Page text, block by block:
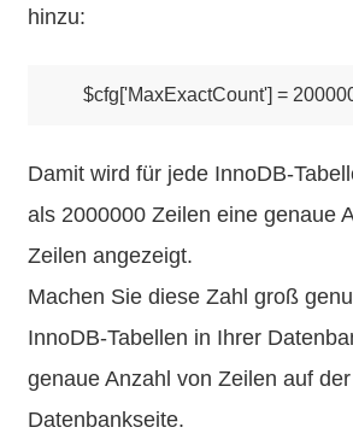
hinzu:
Damit wird für jede InnoDB-
als 2000000 Zeilen eine genaue
Zeilen angezeigt.
Machen Sie diese Zahl groß
InnoDB-Tabellen in Ihrer
genaue Anzahl von Zeilen auf
Datenbankseite.